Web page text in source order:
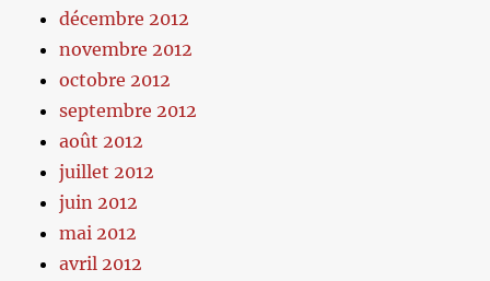
décembre 2012
novembre 2012
octobre 2012
septembre 2012
août 2012
juillet 2012
juin 2012
mai 2012
avril 2012